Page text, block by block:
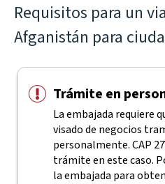
Requisitos para un
Afganistán para
Trámite en
La embajada requiere
visado de negocios
personalmente. CAP
trámite en este caso.
la embajada para